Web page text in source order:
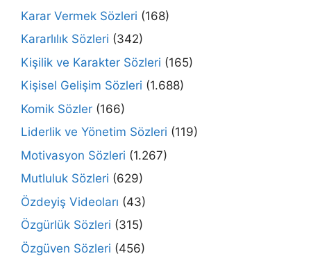
Karar Vermek Sözleri (168)
Kararlılık Sözleri (342)
Kişilik ve Karakter Sözleri (165)
Kişisel Gelişim Sözleri (1.688)
Komik Sözler (166)
Liderlik ve Yönetim Sözleri (119)
Motivasyon Sözleri (1.267)
Mutluluk Sözleri (629)
Özdeyiş Videoları (43)
Özgürlük Sözleri (315)
Özgüven Sözleri (456)